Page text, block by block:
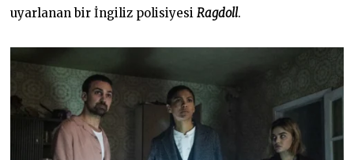
uyarlanan bir İngiliz polisiyesiRagdoll.